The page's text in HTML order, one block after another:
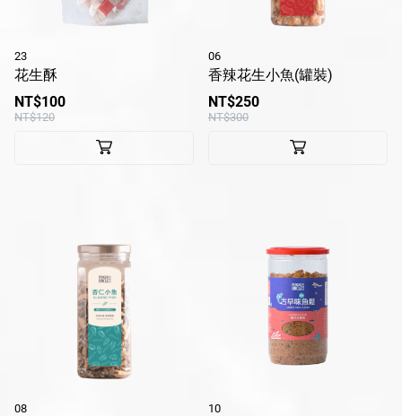
23
花生酥
NT$100
NT$120
06
香辣花生小魚(罐裝)
NT$250
NT$300
08 10